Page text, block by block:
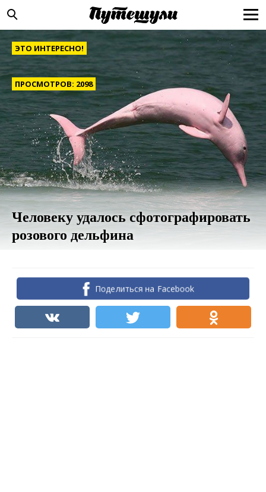
ЭТО ИНТЕРЕСНО!
ПРОСМОТРОВ: 2098
Человеку удалось сфотографировать
розового дельфина
Поделиться на Facebook